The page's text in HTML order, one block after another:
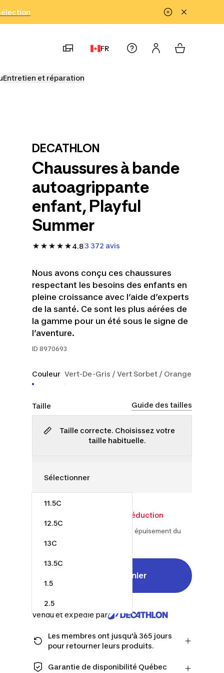
FR
Entretien et réparation
DECATHLON
Chaussures à bande
autoagrippante
enfant, Playful
Summer
4.8 3 372 avis
Nous avons conçu ces chaussures
respectant les besoins des enfants en
pleine croissance avec l’aide d’experts
de la santé. Ce sont les plus aérées de
la gamme pour un été sous le signe de
l’aventure.
ID 8970693
Couleur Vert-De-Gris / Vert Sorbet / Orange
Taille Guide des tailles
Taille correcte. Choisissez votre
taille habituelle.
11.5C
12.5C
13C
13.5C
1.5
2.5
4
4.5
28% de réduction
À partir du 2026-07-14 et jusqu'à épuisement du
Ajouter au panier
Vendu et expédié par
Les membres ont jusqu'à 365 jours
pour retourner leurs produits.
et obtenez plus de temps pour
Garantie de disponibilité Québec